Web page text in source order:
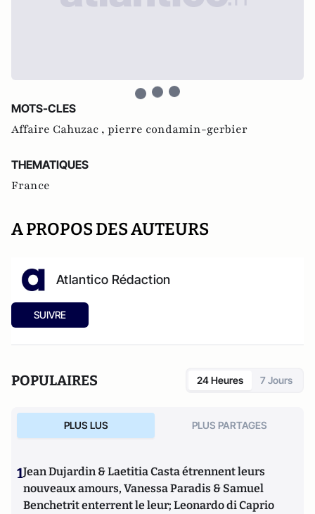
MOTS-CLES
Affaire Cahuzac , pierre condamin-gerbier
THEMATIQUES
France
A PROPOS DES AUTEURS
Atlantico Rédaction
SUIVRE
POPULAIRES 24 Heures 7 Jours
PLUS LUS PLUS PARTAGES
1Jean Dujardin & Laetitia Casta étrennent leurs
nouveaux amours, Vanessa Paradis & Samuel
Benchetrit enterrent le leur; Leonardo di Caprio